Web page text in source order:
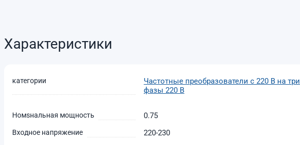
Характеристики
категории
Частотные преобразователи с 220 В на три
фазы 220 В
Номsнальная мощность 0.75
Входное напряжение 220-230